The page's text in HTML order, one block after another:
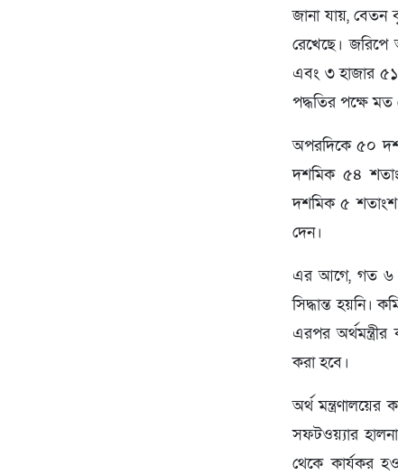
জানা যায়, বেতন
রেখেছে।
এবং ৩ হাজার
পদ্ধতির পক্ষে মত
অপরদিকে ৫০
দশমিক ৫৪
দশমিক ৫ শতাংশ
দেন।
এর আগে, গত ৬
সিদ্ধান্ত হয়নি।
এরপর
করা হবে।
অর্থ
সফটওয়্যার
থেকে কার্যকর